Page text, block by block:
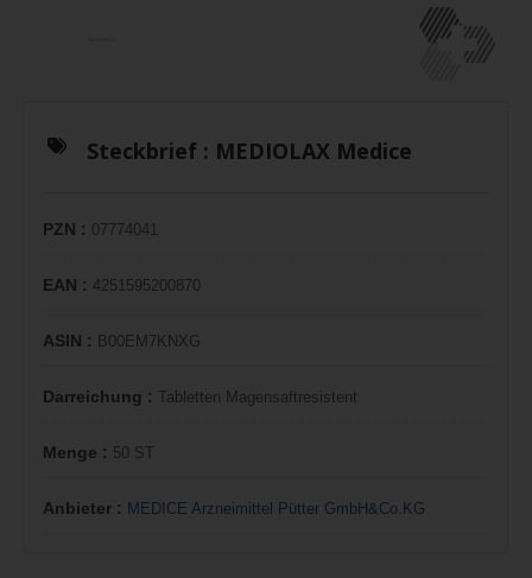
Steckbrief : MEDIOLAX Medice
PZN : 07774041
EAN : 4251595200870
ASIN : B00EM7KNXG
Darreichung : Tabletten Magensaftresistent
Menge : 50 ST
Anbieter : MEDICE Arzneimittel Pütter GmbH&Co.KG